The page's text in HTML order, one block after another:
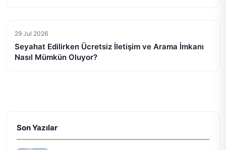
29 Jul 2026
Seyahat Edilirken Ücretsiz İletişim ve Arama İmkanı
Nasıl Mümkün Oluyor?
Son Yazılar